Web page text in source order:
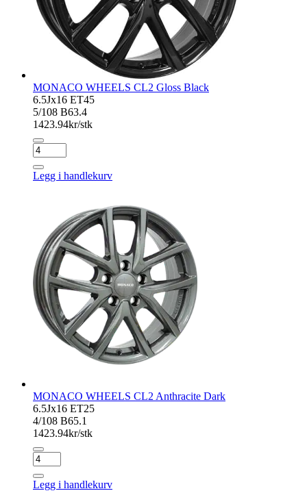
MONACO WHEELS CL2 Gloss Black
6.5Jx16 ET45
5/108 B63.4
1423.94kr/stk
MONACO
WHEELS
CL2
Gloss
Legg i handlekurv
MONACO WHEELS CL2 Anthracite Dark
6.5Jx16 ET25
4/108 B65.1
1423.94kr/stk
MONACO
WHEELS
CL2
Anthracite
Legg i handlekurv